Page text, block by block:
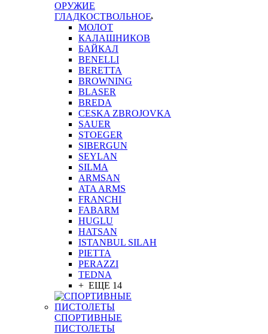
ОРУЖИЕ
ГЛАДКОСТВОЛЬНОЕ
МОЛОТ
КАЛАШНИКОВ
БАЙКАЛ
BENELLI
BERETTA
BROWNING
BLASER
BREDA
CESKA ZBROJOVKA
SAUER
STOEGER
SIBERGUN
SEYLAN
SILMA
ARMSAN
ATA ARMS
FRANCHI
FABARM
HUGLU
HATSAN
ISTANBUL SILAH
PIETTA
PERAZZI
TEDNA
+ ЕЩЕ 14
СПОРТИВНЫЕ
ПИСТОЛЕТЫ